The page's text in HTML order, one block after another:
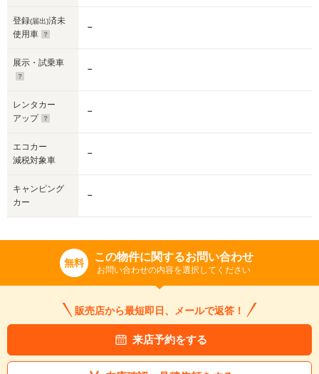
登録(届出)済未
使用車
－
展示・試乗車
－
レンタカー
アップ
－
エコカー
減税対象車
－
キャンピング
カー
－
無料 この物件に関するお問い合わせ
お問い合わせの内容を選択してください
販売店から最短即日、メールで返答！
来店予約をする